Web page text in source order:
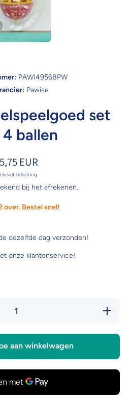
PAWI49568PW
Pawise
set
ballen
EUR
belasting
bij het afrekenen.
over. Bestel snel!
dezelfde dag verzonden!
onze klantenservice!
set
aan winkelwagen